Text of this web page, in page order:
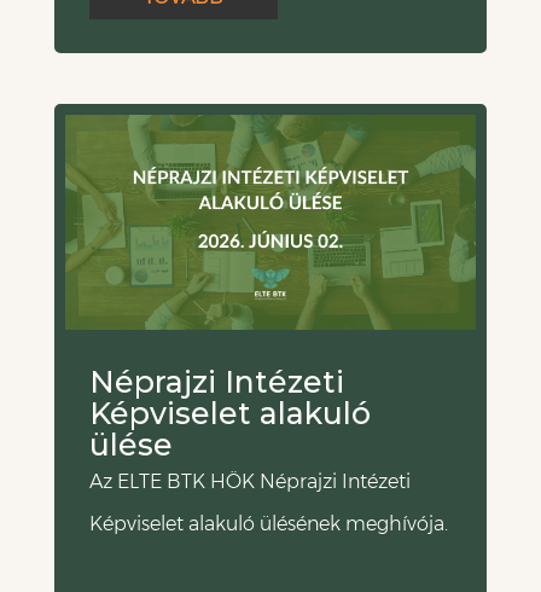
Néprajzi Intézeti
Képviselet alakuló
ülése
Az ELTE BTK HÖK Néprajzi Intézeti
Képviselet alakuló ülésének meghívója.